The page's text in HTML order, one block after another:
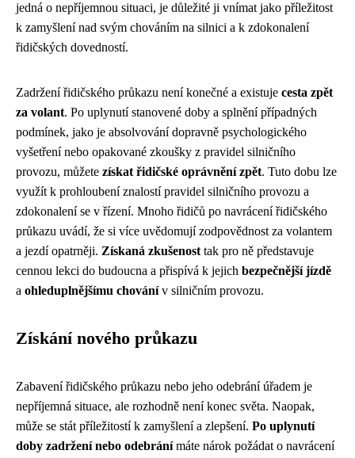
jedná o nepříjemnou situaci, je důležité ji vnímat jako příležitost
k zamyšlení nad svým chováním na silnici a k zdokonalení
řidičských dovedností.
Zadržení řidičského průkazu není konečné a existuje cesta zpět
za volant. Po uplynutí stanovené doby a splnění případných
podmínek, jako je absolvování dopravně psychologického
vyšetření nebo opakované zkoušky z pravidel silničního
provozu, můžete získat řidičské oprávnění zpět. Tuto dobu lze
využít k prohloubení znalostí pravidel silničního provozu a
zdokonalení se v řízení. Mnoho řidičů po navrácení řidičského
průkazu uvádí, že si více uvědomují zodpovědnost za volantem
a jezdí opatrněji. Získaná zkušenost tak pro ně představuje
cennou lekci do budoucna a přispívá k jejich bezpečnější jízdě
a ohleduplnějšímu chovánív silničním provozu.
Získání nového průkazu
Zabavení řidičského průkazu nebo jeho odebrání úřadem je
nepříjemná situace, ale rozhodně není konec světa. Naopak,
může se stát příležitostí k zamyšlení a zlepšení. Po uplynutí
doby zadržení nebo odebránímáte nárok požádat o navrácení